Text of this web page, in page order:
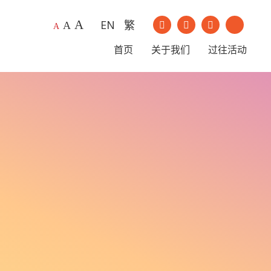
A A A EN 繁 我们的Facebook
我们的Instagram
我们的我们的
首页
关于我们 过往活动